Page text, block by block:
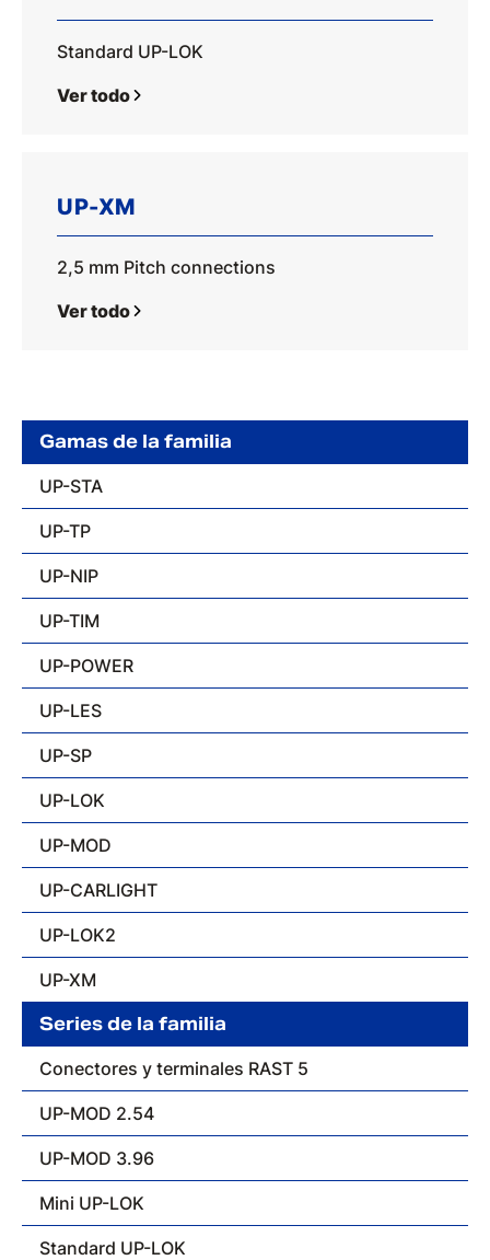
Standard UP-LOK
Ver todo
UP-XM
2,5 mm Pitch connections
Ver todo
Gamas de la familia
UP-STA
UP-TP
UP-NIP
UP-TIM
UP-POWER
UP-LES
UP-SP
UP-LOK
UP-MOD
UP-CARLIGHT
UP-LOK2
UP-XM
Series de la familia
Conectores y terminales RAST 5
UP-MOD 2.54
UP-MOD 3.96
Mini UP-LOK
Standard UP-LOK